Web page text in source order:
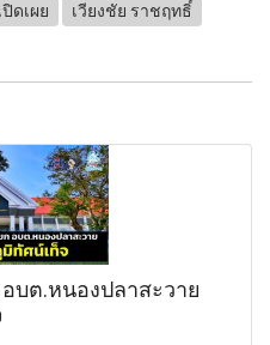
ดเผย เวียงชัย ราชฤทธิ์
บต.หนองปลาสะวาย